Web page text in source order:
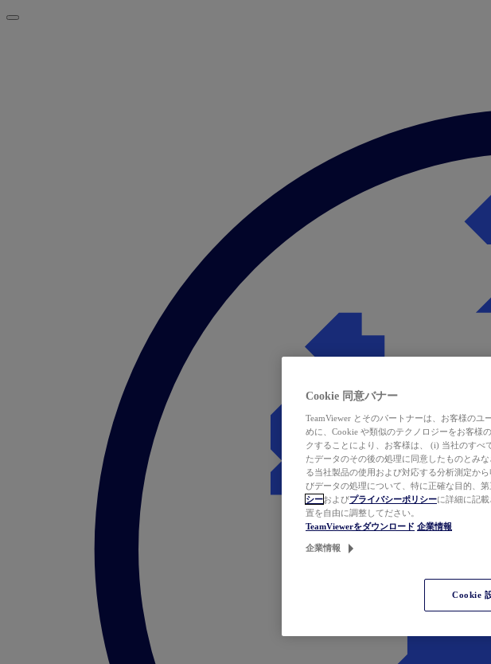
Cookie 同意バナー
TeamViewer とそのパートナーは、お客様の
めに、Cookie や類似のテクノロジーをお客様
クすることにより、お客様は、 (i) 当社のすべ
たデータのその後の処理に同意したものとみ
る当社製品の使用および対応する分析測定か
びデータの処理について、特に正確な目的、
シーおよびプライバシーポリシーに詳細に記
置を自由に調整してださい。
TeamViewerをダウンロード 企業情報
企業情報
Cookie